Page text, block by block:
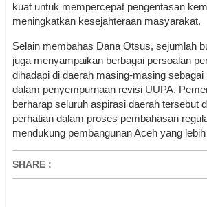
kuat untuk mempercepat pengentasan
meningkatkan kesejahteraan masyarakat.
Selain membahas Dana Otsus, sejumlah
juga menyampaikan berbagai persoalan
dihadapi di daerah masing-masing
dalam penyempurnaan revisi UUPA.
berharap seluruh aspirasi daerah tersebut
perhatian dalam proses pembahasan
mendukung pembangunan Aceh yang
SHARE :